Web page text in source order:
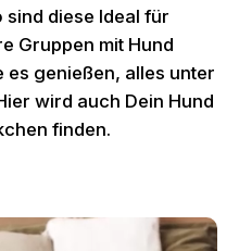
sind diese Ideal für
Gruppen mit Hund
es genießen, alles unter
wird auch Dein Hund
finden.